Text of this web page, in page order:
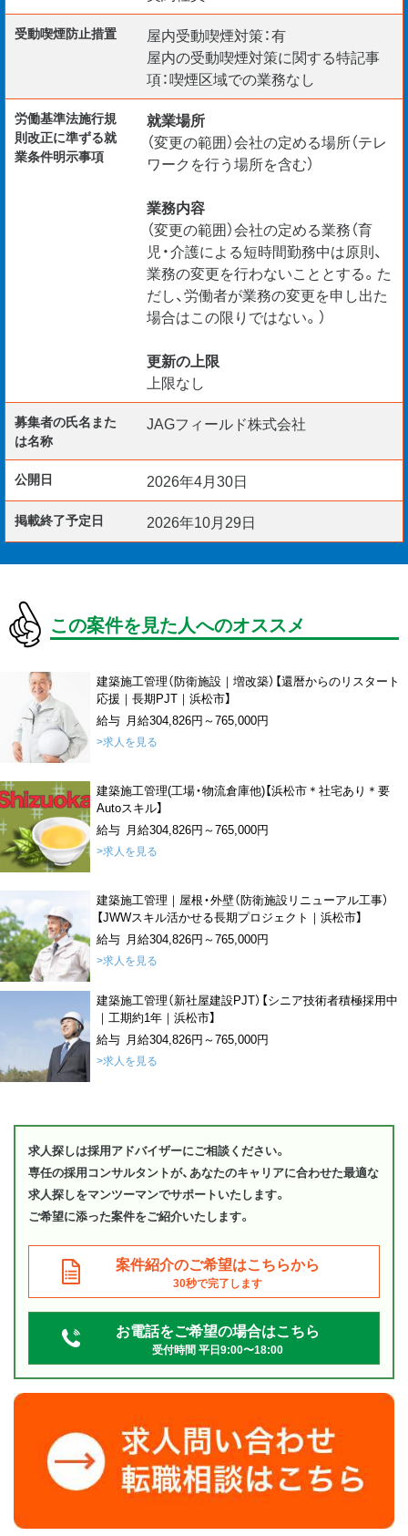
受動喫煙防⽌措置
屋内受動喫煙対策：有
屋内の受動喫煙対策に関する特記事
項：喫煙区域での業務なし
労働基準法施行規
則改正に準ずる就
業条件明示事項
就業場所
（変更の範囲）会社の定める場所（テレ
ワークを行う場所を含む）
業務内容
（変更の範囲）会社の定める業務（育
児・介護による短時間勤務中は原則、
業務の変更を行わないこととする。た
だし、労働者が業務の変更を申し出た
場合はこの限りではない。）
更新の上限
上限なし
募集者の氏名また
は名称
JAGフィールド株式会社
公開日 2026年4月30日
掲載終了予定日 2026年10月29日
この案件を見た人へのオススメ
建築施工管理（防衛施設｜増改築）【還暦からのリスタート
応援｜長期PJT｜浜松市】
給与 月給304,826円～765,000円
>求人を見る
建築施工管理(工場・物流倉庫他)【浜松市＊社宅あり＊要
Autoスキル】
給与 月給304,826円～765,000円
>求人を見る
建築施工管理｜屋根・外壁（防衛施設リニューアル工事）
【JWWスキル活かせる長期プロジェクト｜浜松市】
給与 月給304,826円～765,000円
>求人を見る
建築施工管理（新社屋建設PJT）【シニア技術者積極採用中
｜工期約1年｜浜松市】
給与 月給304,826円～765,000円
>求人を見る
求人探しは採用アドバイザーにご相談ください。
専任の採用コンサルタントが、あなたのキャリアに合わせた最適な
求人探しをマンツーマンでサポートいたします。
ご希望に添った案件をご紹介いたします。
案件紹介のご希望はこちらから
30秒で完了します
お電話をご希望の場合はこちら
受付時間 平日9:00〜18:00